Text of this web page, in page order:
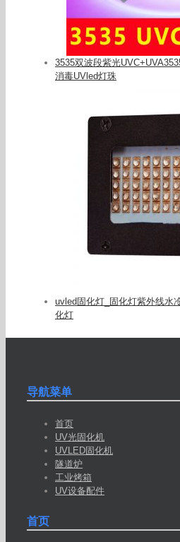
3535双波段紫光
消毒UVled灯珠
uvled固化灯_固化灯紫外线水
化灯
导航菜单
首页
UV光固化机
UVLED固化机
隧道炉
工业烤箱
UV设备配件
首页